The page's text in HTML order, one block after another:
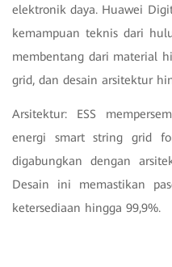
elektronik daya. Huawei
kemampuan teknis dari
membentang dari material
grid, dan desain arsitektur
Arsitektur: ESS
energi smart string grid
digabungkan dengan
Desain ini memastikan
ketersediaan hingga 99,9%.